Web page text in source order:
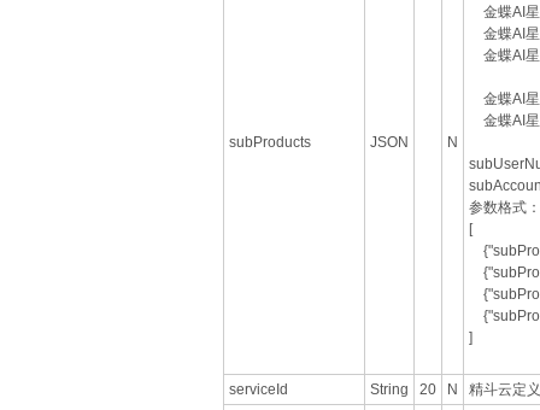
subProducts JSON N
金蝶AI星
金蝶AI星
金蝶AI星
金蝶AI星
金蝶AI星
参数格式：
[
]
serviceId String 20 N 精斗云定